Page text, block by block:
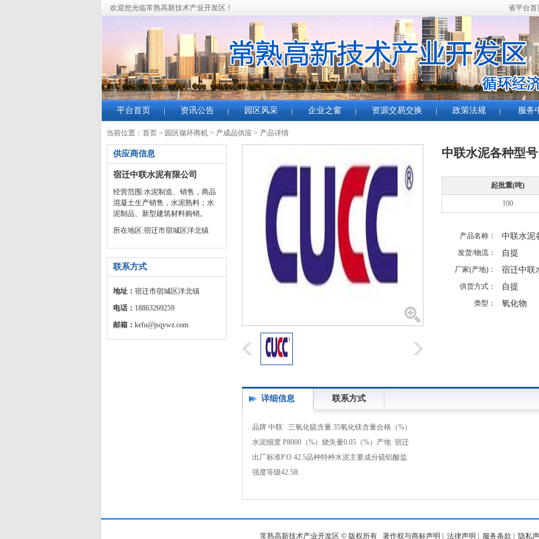
欢迎您光临常熟高新技术产业开发区！ 省平台首
平台首页 资讯公告 园区风采 企业之窗 资源交易交换 政策法规 服务
当前位置： 首页> 园区循环商机> 产成品供应> 产品详情
供应商信息
宿迁中联水泥有限公司
经营范围:水泥制造、销售，商品
混凝土生产销售，水泥熟料；水
泥制品、新型建筑材料购销。
所在地区:宿迁市宿城区洋北镇
联系方式
地址： 宿迁市宿城区洋北镇
电话： 18863269259
邮箱： kefu@jsqywz.com
中联水泥各种型号
起批重(吨)
100
产品名称： 中联水泥
发货/物流： 自提
厂家(产地)： 宿迁中联
供货方式： 自提
类型： 氧化物
详细信息 联系方式
品牌中联三氧化硫含量 35氧化镁含量合格（%）
水泥细度 P8000（%） 烧失量0.05（%） 产地 宿迁
出厂标准P.O 42.5品种特种水泥主要成分硫铝酸盐
强度等级42.5R
常熟高新技术产业开发区 © 版权所有 著作权与商标声明 法律声明 服务条款 隐私